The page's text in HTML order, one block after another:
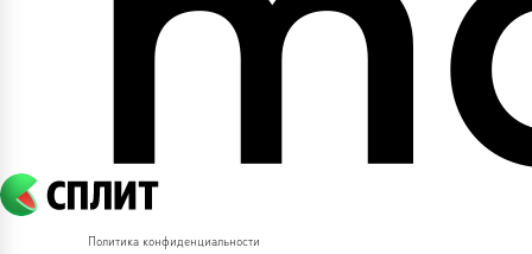
Политика конфиденциальности